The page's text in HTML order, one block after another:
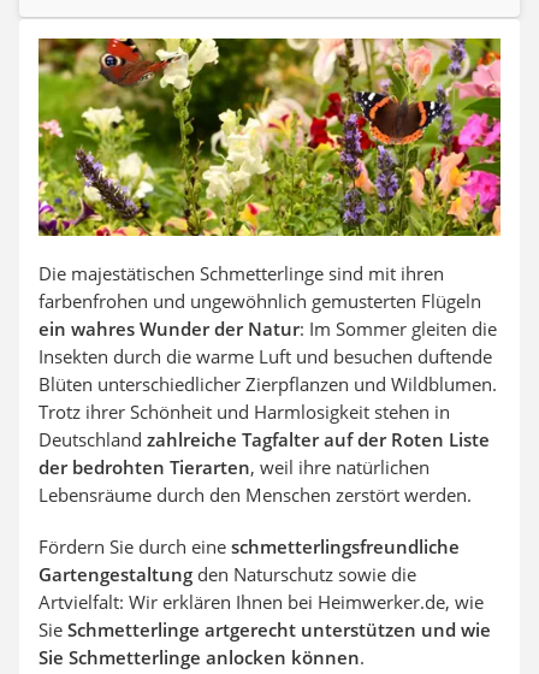
Die majestätischen Schmetterlinge sind mit ihren
farbenfrohen und ungewöhnlich gemusterten Flügeln
ein wahres Wunder der Natur: Im Sommer gleiten die
Insekten durch die warme Luft und besuchen duftende
Blüten unterschiedlicher Zierpflanzen und Wildblumen.
Trotz ihrer Schönheit und Harmlosigkeit stehen in
Deutschland zahlreiche Tagfalter auf der Roten Liste
der bedrohten Tierarten, weil ihre natürlichen
Lebensräume durch den Menschen zerstört werden.
Fördern Sie durch eine schmetterlingsfreundliche
Gartengestaltung den Naturschutz sowie die
Artvielfalt: Wir erklären Ihnen bei Heimwerker.de, wie
Sie Schmetterlinge artgerecht unterstützen und wie
Sie Schmetterlinge anlocken können.